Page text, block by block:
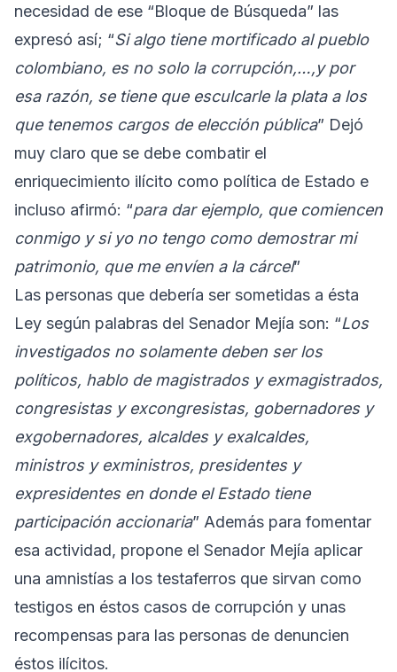
necesidad de ese “Bloque de Búsqueda” las
expresó así; “Si algo tiene mortificado al pueblo
colombiano, es no solo la corrupción,…,y por
esa razón, se tiene que esculcarle la plata a los
que tenemos cargos de elección pública” Dejó
muy claro que se debe combatir el
enriquecimiento ilícito como política de Estado e
incluso afirmó: “para dar ejemplo, que comiencen
conmigo y si yo no tengo como demostrar mi
patrimonio, que me envíen a la cárcel”
Las personas que debería ser sometidas a ésta
Ley según palabras del Senador Mejía son: “Los
investigados no solamente deben ser los
políticos, hablo de magistrados y exmagistrados,
congresistas y excongresistas, gobernadores y
exgobernadores, alcaldes y exalcaldes,
ministros y exministros, presidentes y
expresidentes en donde el Estado tiene
participación accionaria” Además para fomentar
esa actividad, propone el Senador Mejía aplicar
una amnistías a los testaferros que sirvan como
testigos en éstos casos de corrupción y unas
recompensas para las personas de denuncien
éstos ilícitos.